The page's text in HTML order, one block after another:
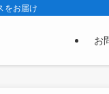
をお届け
お